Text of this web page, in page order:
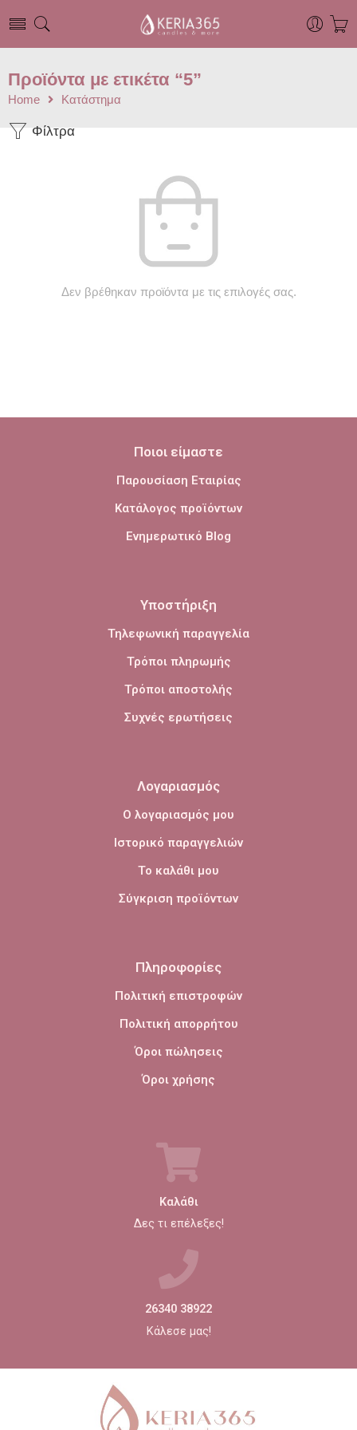
Προϊόντα με ετικέτα “5”
Home Κατάστημα
Φίλτρα
Δεν βρέθηκαν προϊόντα με τις επιλογές σας.
Ποιοι είμαστε
Παρουσίαση Εταιρίας
Κατάλογος προϊόντων
Ενημερωτικό Blog
Υποστήριξη
Τηλεφωνική παραγγελία
Τρόποι πληρωμής
Τρόποι αποστολής
Συχνές ερωτήσεις
Λογαριασμός
Ο λογαριασμός μου
Ιστορικό παραγγελιών
Το καλάθι μου
Σύγκριση προϊόντων
Πληροφορίες
Πολιτική επιστροφών
Πολιτική απορρήτου
Όροι πώλησεις
Όροι χρήσης
Καλάθι
Δες τι επέλεξες!
26340 38922
Κάλεσε μας!